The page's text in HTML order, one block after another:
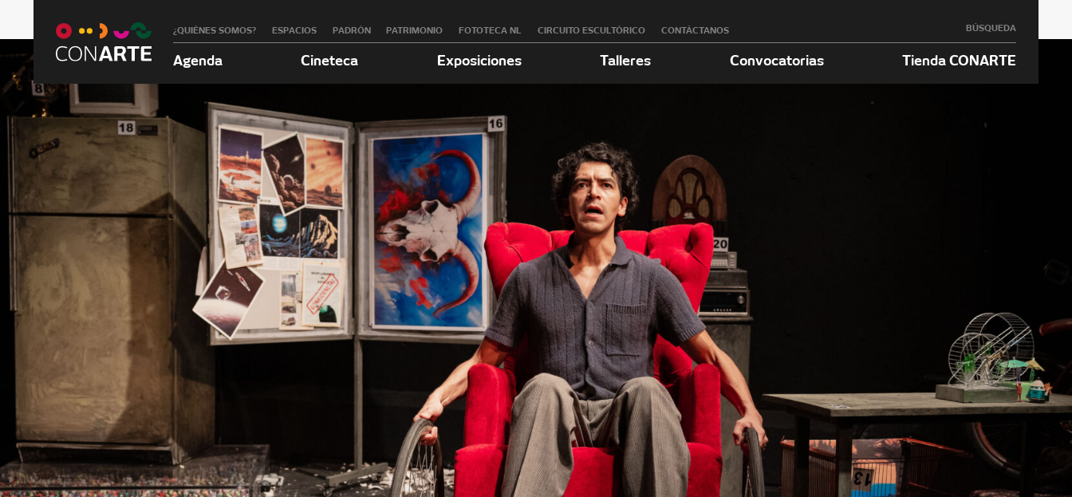
¿QUIÉNES SOMOS? ESPACIOS PADRÓN PATRIMONIO FOTOTECA NL CIRCUITO ESCULTÓRICO CONTÁCTANOS BÚSQUEDA
Agenda Cineteca Exposiciones Talleres Convocatorias Tienda CONARTE